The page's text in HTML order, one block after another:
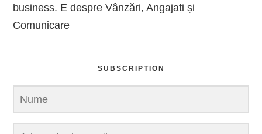
business. E despre Vânzări, Angajați și
Comunicare
SUBSCRIPTION